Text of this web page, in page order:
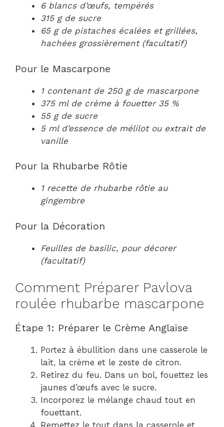
6 blancs d’œufs, tempérés
315 g de sucre
65 g de pistaches écalées et grillées,
hachées grossièrement (facultatif)
Pour le Mascarpone
1 contenant de 250 g de mascarpone
375 ml de crème à fouetter 35 %
55 g de sucre
5 ml d’essence de mélilot ou extrait de
vanille
Pour la Rhubarbe Rôtie
1 recette de rhubarbe rôtie au
gingembre
Pour la Décoration
Feuilles de basilic, pour décorer
(facultatif)
Comment Préparer Pavlova
roulée rhubarbe mascarpone
Étape 1: Préparer le Crème Anglaise
Portez à ébullition dans une casserole le
lait, la crème et le zeste de citron.
Retirez du feu. Dans un bol, fouettez les
jaunes d’œufs avec le sucre.
Incorporez le mélange chaud tout en
fouettant.
Remettez le tout dans la casserole et